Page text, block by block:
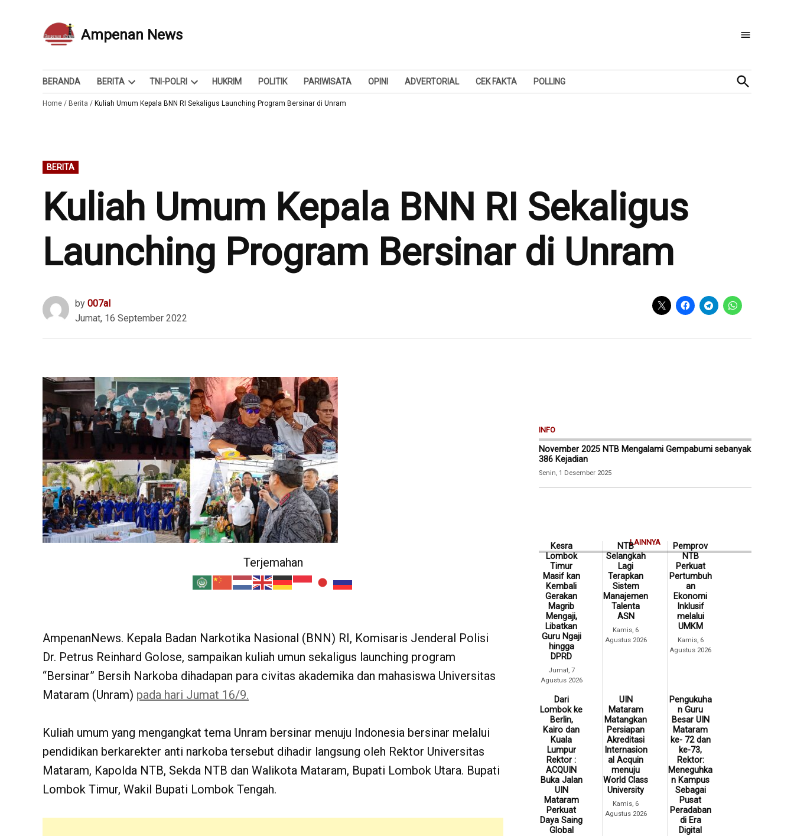
Ampenan News
Berita dan Info
BERANDA BERITA
Open
dropdown
TNI-POLRI
Open
dropdown
HUKRIM POLITIK PARIWISATA OPINI ADVERTORIAL CEK FAKTA POLLING
Open
Search
Home / Berita / Kuliah Umum Kepala BNN RI Sekaligus Launching Program Bersinar di Unram
POSTED
IN
BERITA
Kuliah Umum Kepala BNN RI Sekaligus
Launching Program Bersinar di Unram
by 007al
Jumat, 16 September 2022
Terjemahan
AmpenanNews. Kepala Badan Narkotika Nasional (BNN) RI, Komisaris Jenderal Polisi
Dr. Petrus Reinhard Golose, sampaikan kuliah umun sekaligus launching program
“Bersinar” Bersih Narkoba dihadapan para civitas akademika dan mahasiswa Universitas
Mataram (Unram) pada hari Jumat 16/9.
Kuliah umum yang mengangkat tema Unram bersinar menuju Indonesia bersinar melalui
pendidikan berkarekter anti narkoba tersebut dihadir langsung oleh Rektor Universitas
Mataram, Kapolda NTB, Sekda NTB dan Walikota Mataram, Bupati Lombok Utara. Bupati
Lombok Timur, Wakil Bupati Lombok Tengah.
INFO
November 2025 NTB Mengalami Gempabumi sebanyak
386 Kejadian
Senin, 1 Desember 2025
LAINNYA
Kesra
Lombok
Timur
Masif kan
Kembali
Gerakan
Magrib
Mengaji,
Libatkan
Guru Ngaji
hingga
DPRD
Jumat, 7
Agustus 2026
NTB
Selangkah
Lagi
Terapkan
Sistem
Manajemen
Talenta
ASN
Kamis, 6
Agustus 2026
Pemprov
NTB
Perkuat
Pertumbuh
an
Ekonomi
Inklusif
melalui
UMKM
Kamis, 6
Agustus 2026
Dari
Lombok ke
Berlin,
Kairo dan
Kuala
Lumpur
Rektor :
ACQUIN
Buka Jalan
UIN
Mataram
Perkuat
Daya Saing
Global
UIN
Mataram
Matangkan
Persiapan
Akreditasi
Internasion
al Acquin
menuju
World Class
University
Kamis, 6
Agustus 2026
Pengukuha
n Guru
Besar UIN
Mataram
ke- 72 dan
ke-73,
Rektor:
Meneguhka
n Kampus
Sebagai
Pusat
Peradaban
di Era
Digital